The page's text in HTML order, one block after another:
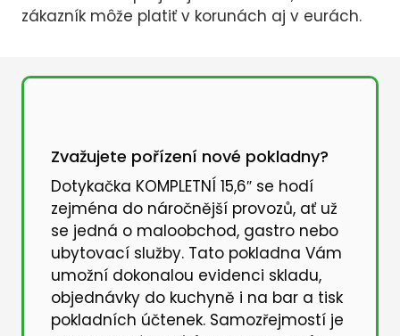
zákazník môže platiť v korunách aj v eurách.
Zvažujete pořízení nové pokladny?
Dotykačka KOMPLETNÍ 15,6″ se hodí
zejména do náročnější provozů, ať už
se jedná o maloobchod, gastro nebo
ubytovací služby. Tato pokladna Vám
umožní dokonalou evidenci skladu,
objednávky do kuchyně i na bar a tisk
pokladních účtenek. Samozřejmostí je